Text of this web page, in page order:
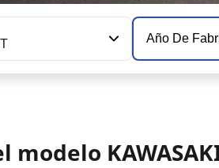
Año De
modelo